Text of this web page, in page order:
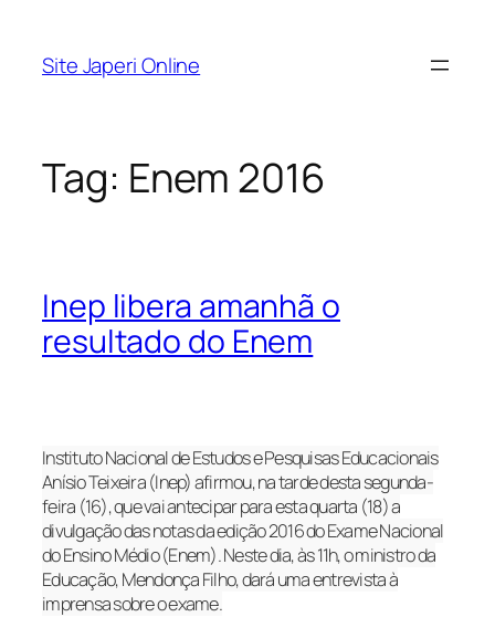
Site Japeri Online
Tag: Enem 2016
Inep libera amanhã o
resultado do Enem
Instituto Nacional de Estudos e Pesquisas Educacionais
Anísio Teixeira (Inep) afirmou, na tarde desta segunda-
feira (16), que vai antecipar para esta quarta (18) a
divulgação das notas da edição 2016 do Exame Nacional
do Ensino Médio (Enem). Neste dia, às 11h, o ministro da
Educação, Mendonça Filho, dará uma entrevista à
imprensa sobre o exame.